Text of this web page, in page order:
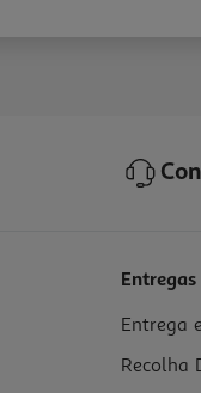
Entregas
Entrega
Recolha